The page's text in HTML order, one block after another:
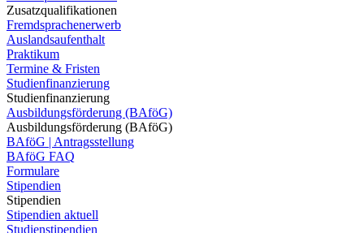
Zusatzqualifikationen
Fremdsprachenerwerb
Auslandsaufenthalt
Praktikum
Termine & Fristen
Studienfinanzierung
Studienfinanzierung
Ausbildungsförderung (BAföG)
Ausbildungsförderung (BAföG)
BAföG | Antragsstellung
BAföG FAQ
Formulare
Stipendien
Stipendien
Stipendien aktuell
Studienstipendien